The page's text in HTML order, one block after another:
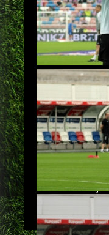
Autor: Rafał Wujec